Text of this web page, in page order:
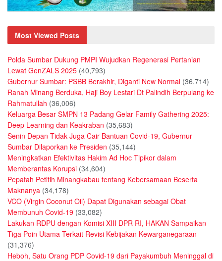
Most Viewed Posts
Polda Sumbar Dukung PMPI Wujudkan Regenerasi Pertanian
Lewat GenZALS 2025 (40,793)
Gubernur Sumbar: PSBB Berakhir, Diganti New Normal (36,714)
Ranah Minang Berduka, Haji Boy Lestari Dt Palindih Berpulang ke
Rahmatullah (36,006)
Keluarga Besar SMPN 13 Padang Gelar Family Gathering 2025:
Deep Learning dan Keakraban (35,683)
Senin Depan Tidak Juga Cair Bantuan Covid-19, Gubernur
Sumbar Dilaporkan ke Presiden (35,144)
Meningkatkan Efektivitas Hakim Ad Hoc Tipikor dalam
Memberantas Korupsi (34,604)
Pepatah Petitih Minangkabau tentang Kebersamaan Beserta
Maknanya (34,178)
VCO (Virgin Coconut Oil) Dapat Digunakan sebagai Obat
Membunuh Covid-19 (33,082)
Lakukan RDPU dengan Komisi XIII DPR RI, HAKAN Sampaikan
Tiga Poin Utama Terkait Revisi Kebijakan Kewarganegaraan
(31,376)
Heboh, Satu Orang PDP Covid-19 dari Payakumbuh Meninggal di